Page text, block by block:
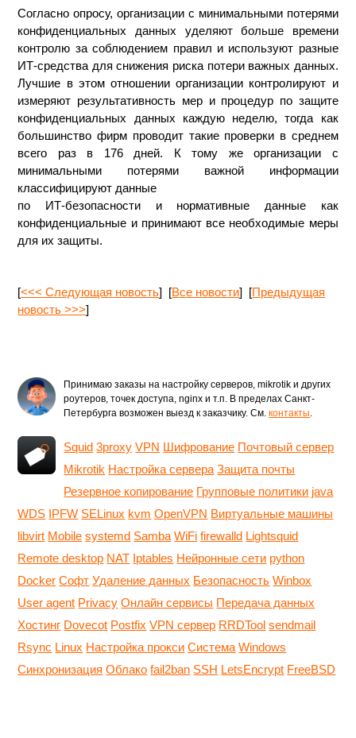
Согласно опросу, организации с минимальными потерями
конфиденциальных данных уделяют больше времени
контролю за соблюдением правил и используют разные
ИТ-средства для снижения риска потери важных данных.
Лучшие в этом отношении организации контролируют и
измеряют результативность мер и процедур по защите
конфиденциальных данных каждую неделю, тогда как
большинство фирм проводит такие проверки в среднем
всего раз в 176 дней. К тому же организации с
минимальными потерями важной информации
классифицируют данные
по ИТ-безопасности и нормативные данные как
конфиденциальные и принимают все необходимые меры
для их защиты.
[<<< Следующая новость] [Все новости] [Предыдущая
новость >>>]
Принимаю заказы на настройку серверов, mikrotik и других
роутеров, точек доступа, nginx и т.п. В пределах Санкт-
Петербурга возможен выезд к заказчику. См.контакты.
Squid 3proxy VPN Шифрование Почтовый сервер
Mikrotik Настройка сервера Защита почты
Резервное копирование Групповые политики java
WDS IPFW SELinux kvm OpenVPN Виртуальные машины
libvirt Mobile systemd Samba WiFi firewalld Lightsquid
Remote desktop NAT Iptables Нейронные сети python
Docker Софт Удаление данных Безопасность Winbox
User agent Privacy Онлайн сервисы Передача данных
Хостинг Dovecot Postfix VPN сервер RRDTool sendmail
Rsync Linux Настройка прокси Система Windows
Синхронизация Облако fail2ban SSH LetsEncrypt FreeBSD